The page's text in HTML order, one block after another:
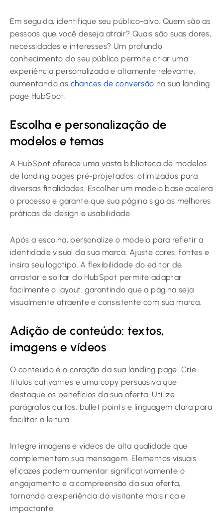
Em seguida, identifique seu público-alvo. Quem são as
pessoas que você deseja atrair? Quais são suas dores,
necessidades e interesses? Um profundo
conhecimento do seu público permite criar uma
experiência personalizada e altamente relevante,
aumentando as chances de conversão na sua landing
page HubSpot.
Escolha e personalização de
modelos e temas
A HubSpot oferece uma vasta biblioteca de modelos
de landing pages pré-projetados, otimizados para
diversas finalidades. Escolher um modelo base acelera
o processo e garante que sua página siga as melhores
práticas de design e usabilidade.
Após a escolha, personalize o modelo para refletir a
identidade visual da sua marca. Ajuste cores, fontes e
insira seu logotipo. A flexibilidade do editor de
arrastar e soltar do HubSpot permite adaptar
facilmente o layout, garantindo que a página seja
visualmente atraente e consistente com sua marca.
Adição de conteúdo: textos,
imagens e vídeos
O conteúdo é o coração da sua landing page. Crie
títulos cativantes e uma copy persuasiva que
destaque os benefícios da sua oferta. Utilize
parágrafos curtos, bullet points e linguagem clara para
facilitar a leitura.
Integre imagens e vídeos de alta qualidade que
complementem sua mensagem. Elementos visuais
eficazes podem aumentar significativamente o
engajamento e a compreensão da sua oferta,
tornando a experiência do visitante mais rica e
impactante.